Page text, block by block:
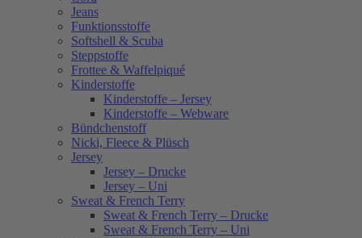
Jeans
Funktionsstoffe
Softshell & Scuba
Steppstoffe
Frottee & Waffelpiqué
Kinderstoffe
Kinderstoffe – Jersey
Kinderstoffe – Webware
Bündchenstoff
Nicki, Fleece & Plüsch
Jersey
Jersey – Drucke
Jersey – Uni
Sweat & French Terry
Sweat & French Terry – Drucke
Sweat & French Terry – Uni